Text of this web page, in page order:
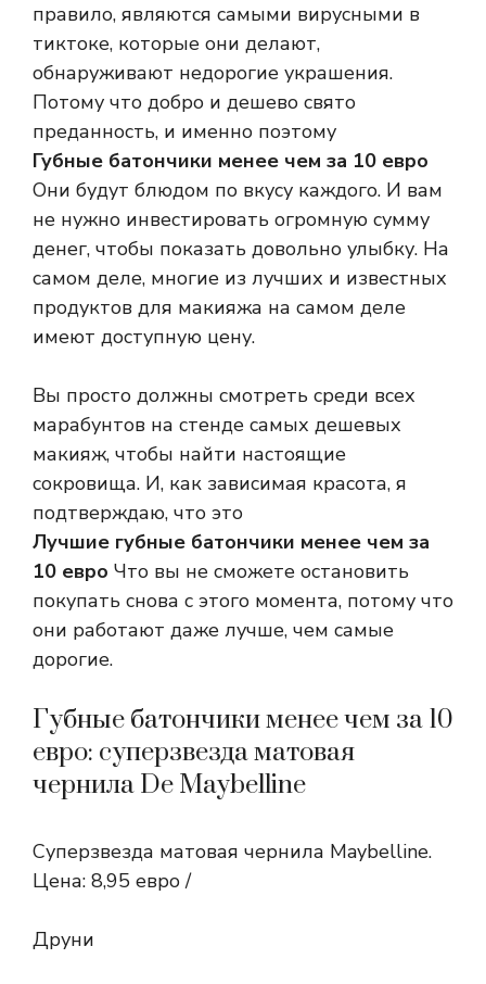
правило, являются самыми вирусными в
тиктоке, которые они делают,
обнаруживают недорогие украшения.
Потому что добро и дешево свято
преданность, и именно поэтому
Губные батончики менее чем за 10 евро
Они будут блюдом по вкусу каждого. И вам
не нужно инвестировать огромную сумму
денег, чтобы показать довольно улыбку. На
самом деле, многие из лучших и известных
продуктов для макияжа на самом деле
имеют доступную цену.
Вы просто должны смотреть среди всех
марабунтов на стенде самых дешевых
макияж, чтобы найти настоящие
сокровища. И, как зависимая красота, я
подтверждаю, что это
Лучшие губные батончики менее чем за
10 евро Что вы не сможете остановить
покупать снова с этого момента, потому что
они работают даже лучше, чем самые
дорогие.
Губные батончики менее чем за 10
евро: суперзвезда матовая
чернила De Maybelline
Суперзвезда матовая чернила Maybelline.
Цена: 8,95 евро /
Друни